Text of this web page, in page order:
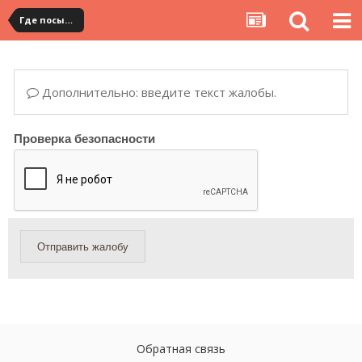
Где посылка?
Дополнительно: введите текст жалобы.
Проверка безопасности
Отправить жалобу
Обратная связь